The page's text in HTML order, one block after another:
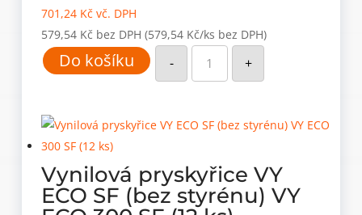
701,24 Kč vč. DPH
579,54 Kč bez DPH (579,54 Kč/ks bez DPH)
Do košíku -
Vyfukovací
pumpa
množství
+
Vynilová pryskyřice VY
ECO SF (bez styrénu) VY